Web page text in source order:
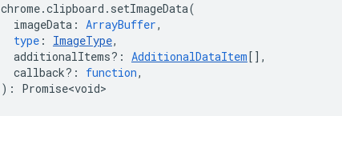
chrome.clipboard . setImageData(
imageData : ArrayBuffer,
type : ImageType,
additionalItems? : AdditionalDataItem[],
callback? : function,
) : Promise<void>